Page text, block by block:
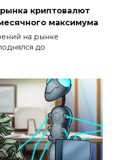
криптовалют
максимума
на рынке
до